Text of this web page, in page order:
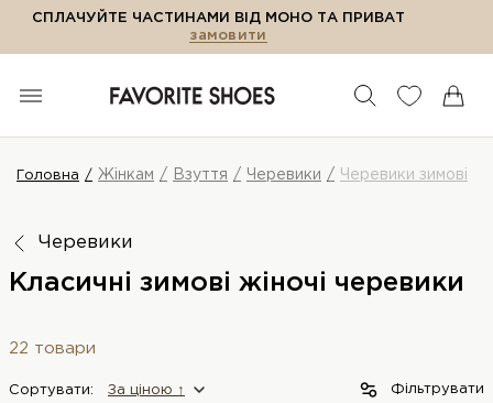
СПЛАЧУЙТЕ ЧАСТИНАМИ ВІД МОНО ТА ПРИВАТ
замовити
Головна Жінкам Взуття Черевики Черевики зимові
Черевики
Класичні зимові жіночі черевики
22 товари
Сортувати: За цiною ↑ Фільтрувати